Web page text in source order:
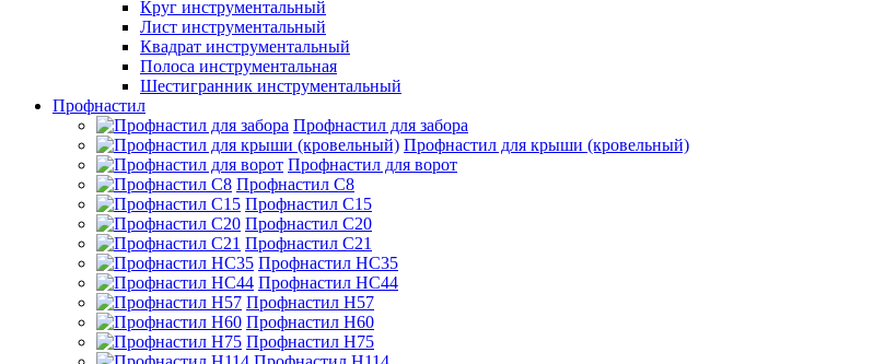
Круг инструментальный
Лист инструментальный
Квадрат инструментальный
Полоса инструментальная
Шестигранник инструментальный
Профнастил
Профнастил для забора
Профнастил для крыши (кровельный)
Профнастил для ворот
Профнастил С8
Профнастил С15
Профнастил С20
Профнастил С21
Профнастил НС35
Профнастил НС44
Профнастил Н57
Профнастил Н60
Профнастил Н75